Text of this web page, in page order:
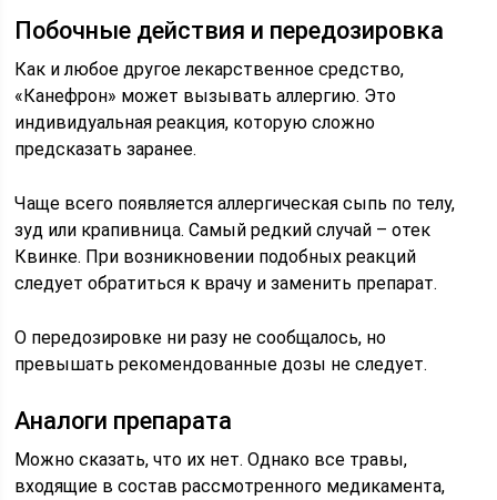
Побочные действия и передозировка
Как и любое другое лекарственное средство,
«Канефрон» может вызывать аллергию. Это
индивидуальная реакция, которую сложно
предсказать заранее.
Чаще всего появляется аллергическая сыпь по телу,
зуд или крапивница. Самый редкий случай – отек
Квинке. При возникновении подобных реакций
следует обратиться к врачу и заменить препарат.
О передозировке ни разу не сообщалось, но
превышать рекомендованные дозы не следует.
Аналоги препарата
Можно сказать, что их нет. Однако все травы,
входящие в состав рассмотренного медикамента,